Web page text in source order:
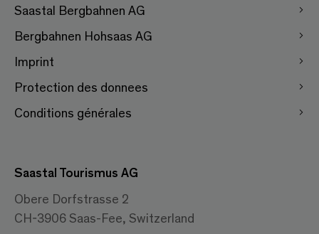
Saastal Bergbahnen AG
Bergbahnen Hohsaas AG
Imprint
Protection des donnees
Conditions générales
Saastal Tourismus AG
Obere Dorfstrasse 2
CH-3906 Saas-Fee, Switzerland